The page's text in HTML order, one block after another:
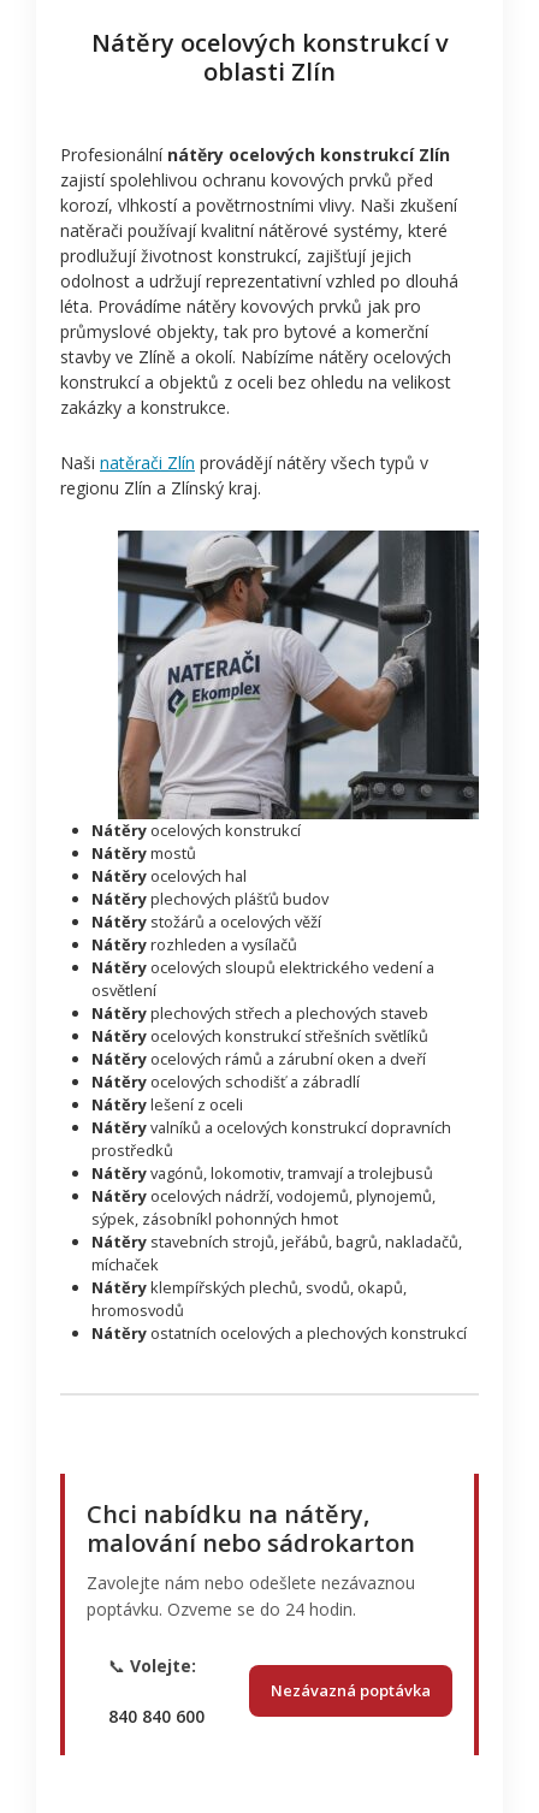
Nátěry ocelových konstrukcí v
oblasti Zlín
Profesionální nátěry ocelových konstrukcí Zlín
zajistí spolehlivou ochranu kovových prvků před
korozí, vlhkostí a povětrnostními vlivy. Naši zkušení
natěrači používají kvalitní nátěrové systémy, které
prodlužují životnost konstrukcí, zajišťují jejich
odolnost a udržují reprezentativní vzhled po dlouhá
léta. Provádíme nátěry kovových prvků jak pro
průmyslové objekty, tak pro bytové a komerční
stavby ve Zlíně a okolí. Nabízíme nátěry ocelových
konstrukcí a objektů z oceli bez ohledu na velikost
zakázky a konstrukce.
Naši natěrači Zlín provádějí nátěry všech typů v
regionu Zlín a Zlínský kraj.
Nátěryocelových konstrukcí
Nátěrymostů
Nátěryocelových hal
Nátěryplechových plášťů budov
Nátěrystožárů a ocelových věží
Nátěryrozhleden a vysílačů
Nátěryocelových sloupů elektrického vedení a
osvětlení
Nátěryplechových střech a plechových staveb
Nátěryocelových konstrukcí střešních světlíků
Nátěryocelových rámů a zárubní oken a dveří
Nátěryocelových schodišť a zábradlí
Nátěrylešení z oceli
Nátěryvalníků a ocelových konstrukcí dopravních
prostředků
Nátěryvagónů, lokomotiv, tramvají a trolejbusů
Nátěryocelových nádrží, vodojemů, plynojemů,
sýpek, zásobníkl pohonných hmot
Nátěrystavebních strojů, jeřábů, bagrů, nakladačů,
míchaček
Nátěryklempířských plechů, svodů, okapů,
hromosvodů
Nátěryostatních ocelových a plechových konstrukcí
Chci nabídku na nátěry,
malování nebo sádrokarton
Zavolejte nám nebo odešlete nezávaznou
poptávku. Ozveme se do 24 hodin.
📞Volejte:
840 840 600
Nezávazná poptávka